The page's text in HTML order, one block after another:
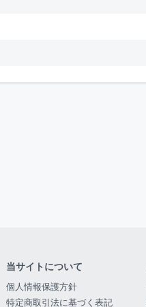
当サイトについて
個人情報保護方針
特定商取引法に基づく表記